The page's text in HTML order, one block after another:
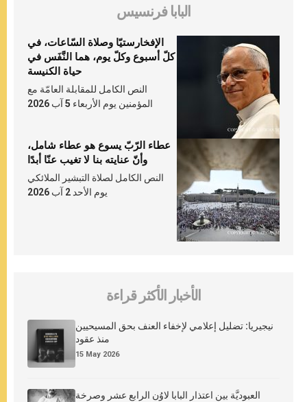
البابا فرنسيس
الإفخارستيّا وصلاة السّاعات، في
كلّ أسبوع وكلّ يوم، هما النَّفَس في
حياة الكنيسة
النص الكامل للمقابلة العامّة مع
المؤمنين يوم الأربعاء 5 آب 2026
عطاء الرّبّ يسوع هو عطاء شامل،
وأنّ عنايته بنا لا تغيب عنّا أبدًا
النص الكامل لصلاة التبشير الملائكي
يوم الأحد 2 آب 2026
الأخبار الأكثر قراءة
نيجيريا: تضليل إعلامي لإخفاء العنف بحق المسيحيين
منذ عقود
15 May 2026
العبوديَّة بين اعتذار البابا لاوُن الرابع عشر وصرخة